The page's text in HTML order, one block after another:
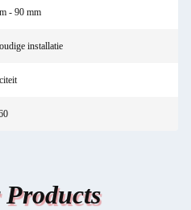
- 90 mm
installatie